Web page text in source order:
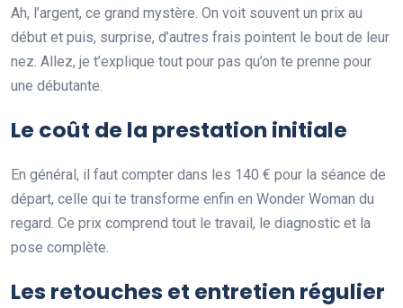
Ah, l’argent, ce grand mystère. On voit souvent un prix au
début et puis, surprise, d’autres frais pointent le bout de leur
nez. Allez, je t’explique tout pour pas qu’on te prenne pour
une débutante.
Le coût de la prestation initiale
En général, il faut compter dans les 140 € pour la séance de
départ, celle qui te transforme enfin en Wonder Woman du
regard. Ce prix comprend tout le travail, le diagnostic et la
pose complète.
Les retouches et entretien régulier